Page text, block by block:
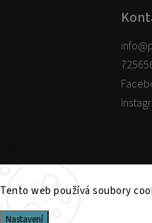
Tento web používá soubory
Nastavení
info@